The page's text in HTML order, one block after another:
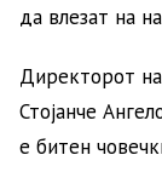
да влезат на
Директорот
Стојанче
е битен